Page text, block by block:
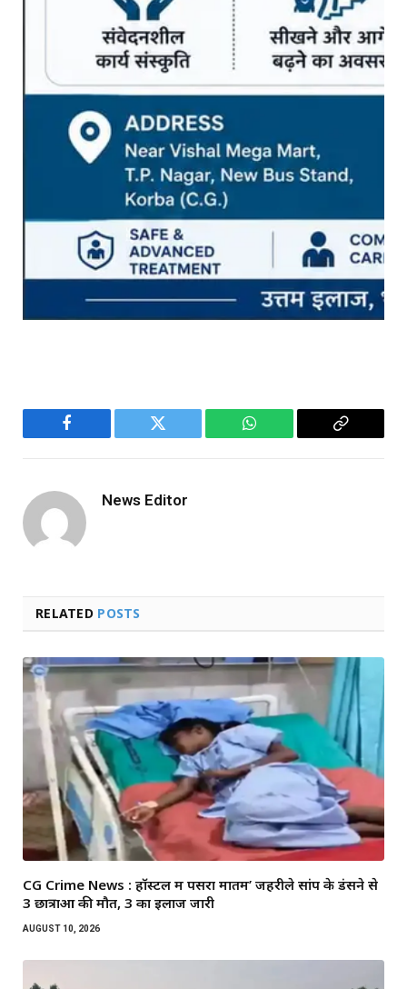
Facebook Twitter WhatsApp
Copy
News Editor
RELATED POSTS
CG Crime News : हॉस्टल में पसरा मातम’ जहरीले सांप के डंसने से
3 छात्राओं की मौत, 3 का इलाज जारी
AUGUST 10, 2026